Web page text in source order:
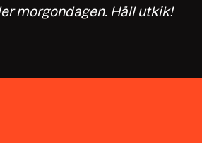
morgondagen. Håll utkik!